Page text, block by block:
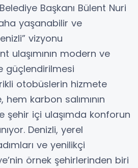
Başkanı Bülent Nuri
yaşanabilir ve
vizyonu
ulaşımının modern ve
güçlendirilmesi
otobüslerin hizmete
hem karbon salımının
şehir içi ulaşımda konforun
Denizli, yerel
ve yenilikçi
örnek şehirlerinden biri